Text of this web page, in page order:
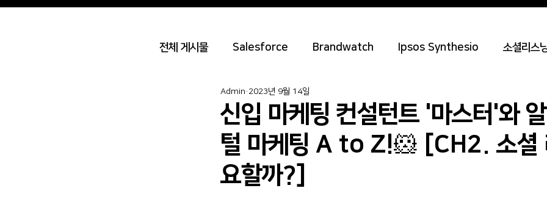
전체 게시물 Salesforce Brandwatch Ipsos Synthesio 소셜리스
데이터 & AI 소셜 미디어 & 인플루언서 마케팅
GenAI 모니터링 LLM 모니터링
신입 마케팅 컨설턴트 '마스터'와
털 마케팅 A to Z!🐹 [CH2. 소셜
요할까?]
Admin 2023년 9월 14일